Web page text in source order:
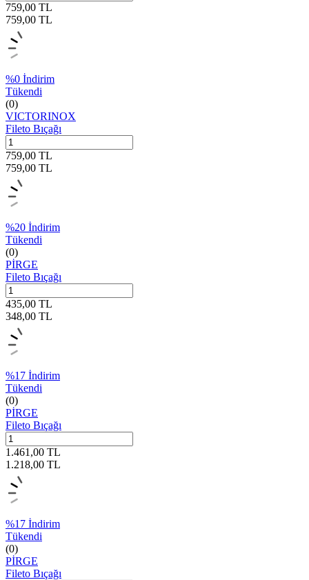
759,00 TL
759,00 TL
%0 İndirim
Tükendi
(0)
VICTORINOX
Fileto Bıçağı
759,00 TL
759,00 TL
%20 İndirim
Tükendi
(0)
PİRGE
Fileto Bıçağı
435,00 TL
348,00 TL
%17 İndirim
Tükendi
(0)
PİRGE
Fileto Bıçağı
1.461,00 TL
1.218,00 TL
%17 İndirim
Tükendi
(0)
PİRGE
Fileto Bıçağı